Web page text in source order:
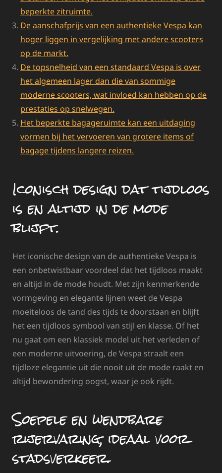
beperkte zitruimte.
De aanschafprijs van een authentieke Vespa kan
hoger liggen in vergelijking met andere scooters
op de markt.
De topsnelheid van een standaard Vespa is over
het algemeen lager dan die van sommige
moderne scooters, wat invloed kan hebben op de
prestaties op snelwegen.
Het beperkte bagageruimte kan een uitdaging
vormen bij het vervoeren van grotere items of
bagage tijdens langere reizen.
Iconisch design dat tijdloos
is en altijd in de mode
blijft.
Het iconische design van de authentieke Vespa is
een onbetwistbaar voordeel dat het tijdloos maakt
en altijd in de mode houdt. Met zijn kenmerkende
vormgeving en elegante lijnen weet de Vespa
moeiteloos de tand des tijds te doorstaan en blijft
het een tijdloos symbool van stijl en klasse. Of het
nu gaat om een klassiek model uit het verleden of
een moderne uitvoering, de Vespa straalt een
tijdloze elegantie uit die nooit uit de mode raakt en
altijd bewondering oogst, waar je ook rijdt.
Soepele en wendbare
rijervaring, ideaal voor
stadsverkeer.